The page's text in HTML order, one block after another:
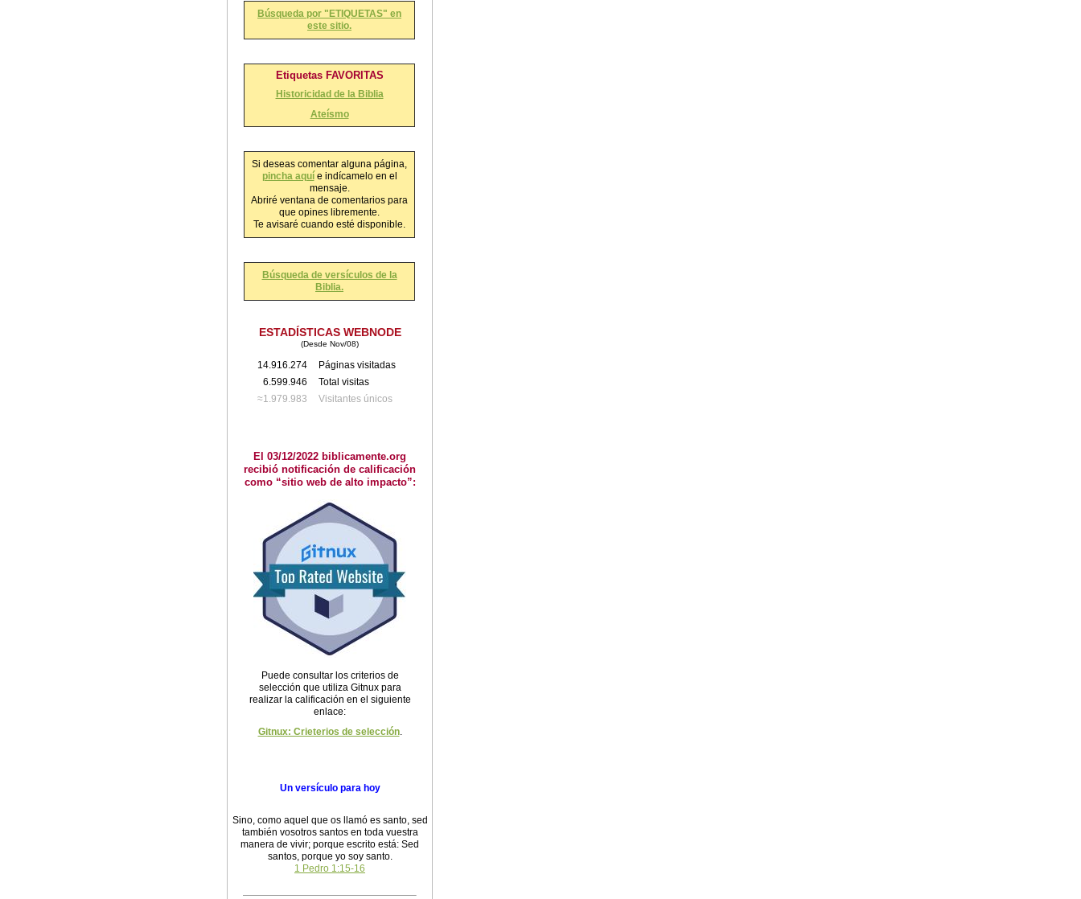
Búsqueda por "ETIQUETAS" en
este sitio.
Etiquetas FAVORITAS
Historicidad de la Biblia
Ateísmo
Si deseas comentar alguna página,
pincha aquíe indícamelo en el
mensaje.
Abriré ventana de comentarios para
que opines libremente.
Te avisaré cuando esté disponible.
Búsqueda de versículos de la
Biblia.
ESTADÍSTICAS WEBNODE
(Desde Nov/08)
14.916.274
Páginas visitadas
6.599.946
Total visitas
≈1.979.983
Visitantes únicos
El 03/12/2022 biblicamente.org
recibió notificación de calificación
como “sitio web de alto impacto”:
Puede consultar los criterios de
selección que utiliza Gitnux para
realizar la calificación en el siguiente
enlace:
Gitnux: Crieterios de selección.
Un versículo para hoy
Sino, como aquel que os llamó es santo, sed
también vosotros santos en toda vuestra
manera de vivir; porque escrito está: Sed
santos, porque yo soy santo.
1 Pedro 1:15-16